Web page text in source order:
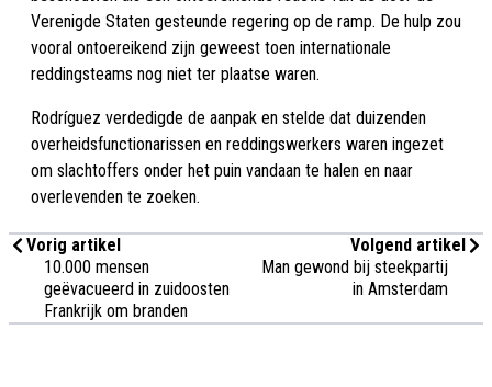
Verenigde Staten gesteunde regering op de ramp. De hulp zou
vooral ontoereikend zijn geweest toen internationale
reddingsteams nog niet ter plaatse waren.
Rodríguez verdedigde de aanpak en stelde dat duizenden
overheidsfunctionarissen en reddingswerkers waren ingezet
om slachtoffers onder het puin vandaan te halen en naar
overlevenden te zoeken.
Vorig artikel
10.000 mensen
geëvacueerd in zuidoosten
Frankrijk om branden
Volgend artikel
Man gewond bij steekpartij
in Amsterdam